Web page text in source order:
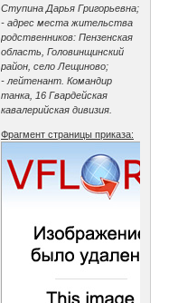
Ступина Дарья Григорьевна;
- адрес места жительства
родственников: Пензенская
область, Головинщинский
район, село Лещиново;
- лейтенант. Командир
танка, 16 Гвардейская
кавалерийская дивизия.
Фрагмент страницы приказа: